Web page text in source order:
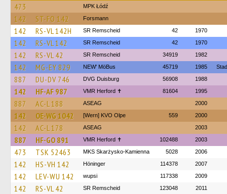
473 MPK Łódź
142 ST-FO 142 Forsmann
142 RS-VL 142H SR Remscheid 42 1970
142 RS-VL 142 SR Remscheid 42 1970
142 RS-VL 42 SR Remscheid 34919 1982
142 MG-EY 829 NEW' MöBus 45719 1985
887 DU-DV 746 DVG Duisburg 56908 1988
142 HF-AF 987 VMR Herford ✝ 81604 1995
887 AC-L 188 ASEAG 2000
142 OE-WG 1042 [Wern] KVO Olpe 559 2000
142 AC-L 178 ASEAG 2003
887 HF-GO 891 VMR Herford ✝ 102488 2003
473 TSK 52463 MKS Skarżysko-Kamienna 5028 2006
142 HS-VH 142 Höninger 114378 2007
142 LEV-WU 142 wupsi 117338 2009
142 RS-VL 42 SR Remscheid 123048 2011